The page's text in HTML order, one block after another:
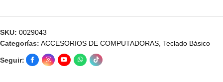
SKU: 0029043
Categorías: ACCESORIOS DE COMPUTADORAS, Teclado Básico
Seguir: